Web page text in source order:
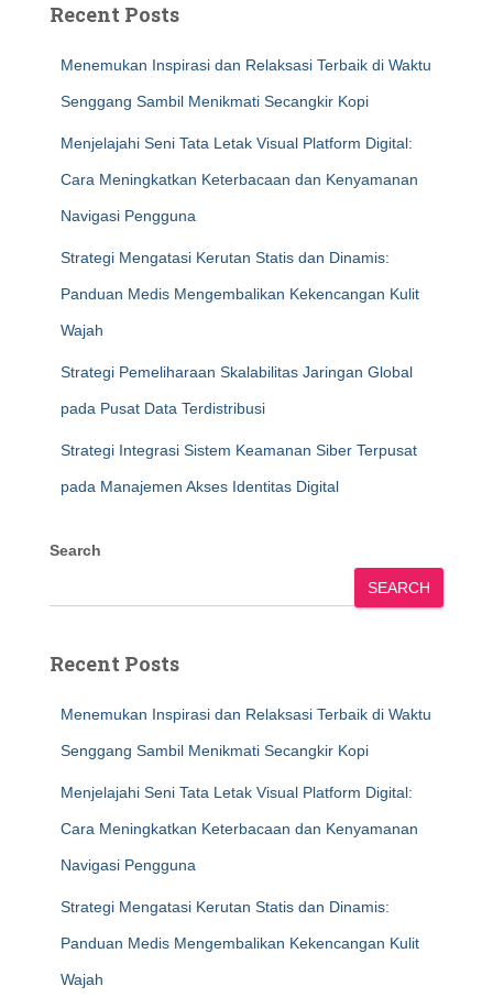
Recent Posts
Menemukan Inspirasi dan Relaksasi Terbaik di Waktu
Senggang Sambil Menikmati Secangkir Kopi
Menjelajahi Seni Tata Letak Visual Platform Digital:
Cara Meningkatkan Keterbacaan dan Kenyamanan
Navigasi Pengguna
Strategi Mengatasi Kerutan Statis dan Dinamis:
Panduan Medis Mengembalikan Kekencangan Kulit
Wajah
Strategi Pemeliharaan Skalabilitas Jaringan Global
pada Pusat Data Terdistribusi
Strategi Integrasi Sistem Keamanan Siber Terpusat
pada Manajemen Akses Identitas Digital
Search
SEARCH
Recent Posts
Menemukan Inspirasi dan Relaksasi Terbaik di Waktu
Senggang Sambil Menikmati Secangkir Kopi
Menjelajahi Seni Tata Letak Visual Platform Digital:
Cara Meningkatkan Keterbacaan dan Kenyamanan
Navigasi Pengguna
Strategi Mengatasi Kerutan Statis dan Dinamis:
Panduan Medis Mengembalikan Kekencangan Kulit
Wajah